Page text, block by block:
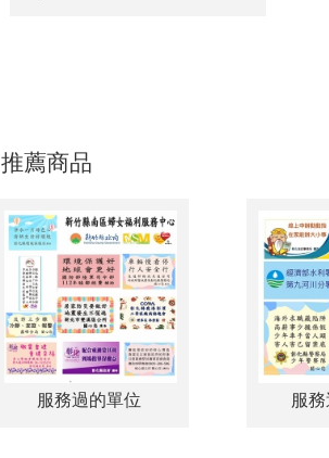
推薦商品
服務過的單位